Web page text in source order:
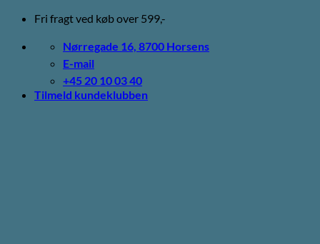
Fortsæt
indhold
Fri fragt ved køb over 599,-
Nørregade 16, 8700 Horsens
E-mail
+45 20 10 03 40
Tilmeld kundeklubben